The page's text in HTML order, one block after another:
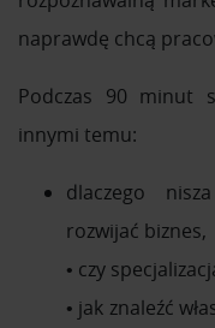
naprawdę chcą
Podczas 90 minut
innymi temu:
dlaczego
rozwijać biznes,
• czy
• jak znaleźć